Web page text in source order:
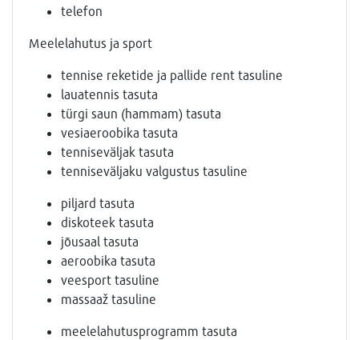
telefon
Meelelahutus ja sport
tennise reketide ja pallide rent tasuline
lauatennis tasuta
türgi saun (hammam) tasuta
vesiaeroobika tasuta
tenniseväljak tasuta
tenniseväljaku valgustus tasuline
piljard tasuta
diskoteek tasuta
jõusaal tasuta
aeroobika tasuta
veesport tasuline
massaaž tasuline
meelelahutusprogramm tasuta